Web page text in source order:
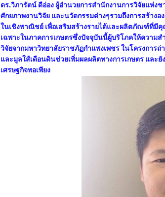
ดร.วิภารัตน์ ดีอ่อง ผู้อำนวยการสำนักงานการวิจัยแห่ง
ศักยภาพงานวิจัย และนวัตกรรมต่างๆรวมถึงการสร้าง
ในเชิงพาณิชย์ เพื่อเสริมสร้างรายได้และผลิตภัณฑ์ที่มี
เฉพาะในภาคการเกษตรซึ่งปัจจุบันนี้ผู้บริโภคให้ความ
วิจัยจากมหาวิทยาลัยราชภัฏกำแพงเพชร ในโครงกา
และมูลใส้เดือนดินช่วยเพิ่มผลผลิตทางการเกษตร แล
เศรษฐกิจพอเพียง